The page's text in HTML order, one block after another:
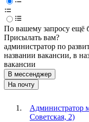
По вашему запросу ещё
Присылать вам?
администратор по
названии вакансии, в
вакансии
В мессенджер
На почту
Администратор
Советская, 2)